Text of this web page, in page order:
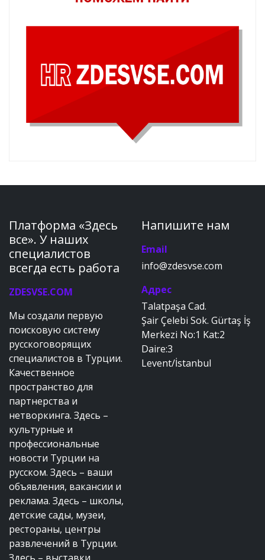
Платформа «Здесь
все». У наших
специалистов
всегда есть работа
ZDESVSE.COM
Мы создали первую
поисковую систему
русскоговорящих
специалистов в Турции.
Качественное
пространство для
партнерства и
нетворкинга. Здесь –
культурные и
профессиональные
новости Турции на
русском. Здесь – ваши
объявления, вакансии и
реклама. Здесь – школы,
детские сады, музеи,
рестораны, центры
развлечений в Турции.
Напишите нам
Email
info@zdesvse.com
Адрес
Talatpaşa Cad.
Şair Çelebi Sok. Gürtaş İş
Merkezi No:1 Kat:2
Daire:3
Levent/İstanbul